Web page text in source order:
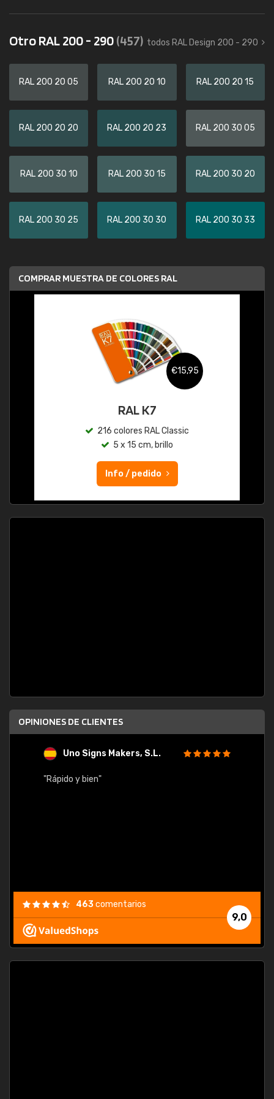
Otro RAL 200 - 290(457) todos RAL Design 200 - 290
RAL 200 20 05 RAL 200 20 10 RAL 200 20 15
RAL 200 20 20 RAL 200 20 23 RAL 200 30 05
RAL 200 30 10 RAL 200 30 15 RAL 200 30 20
RAL 200 30 25 RAL 200 30 30 RAL 200 30 33
COMPRAR MUESTRA DE COLORES RAL
€15,95
RAL K7
216 colores RAL Classic
5 x 15 cm, brillo
Info / pedido
OPINIONES DE CLIENTES
Uno Signs Makers, S.L.
"Rápido y bien"
9,0
463comentarios